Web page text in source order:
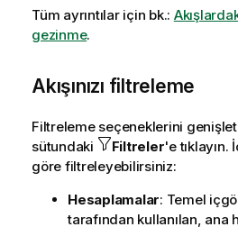
Tüm ayrıntılar için bk.:
gezinme.
Akışınızı filtreleme
Filtreleme seçeneklerini
sütundaki
Filtreler'e
göre filtreleyebilirsiniz:
Hesaplamalar: Temel
tarafından kullanılan, ana